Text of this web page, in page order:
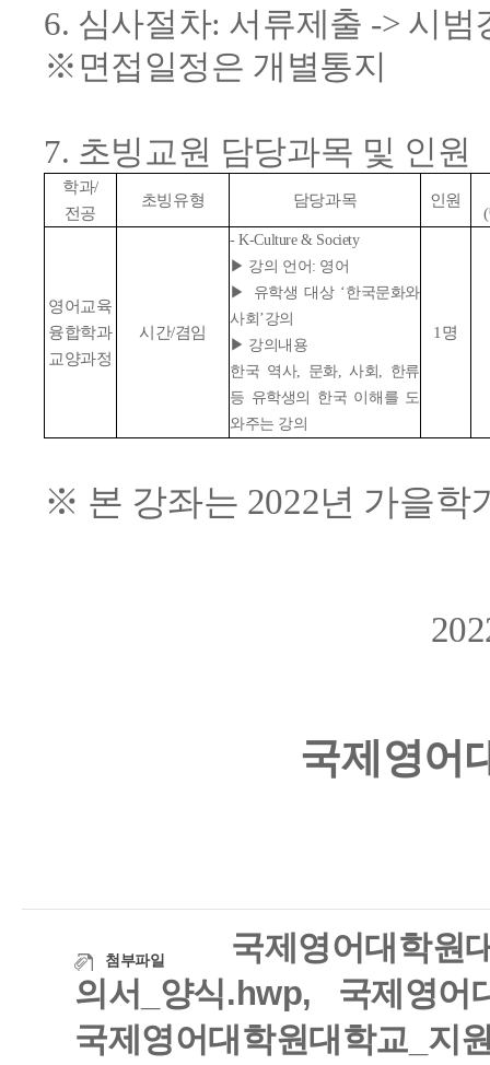
6. 심사절차: 서류제출 -> 시
※면접일정은 개별통지
7. 초빙교원 담당과목 및 인원
학과/
전공
초빙유형 담당과목 인원
영어교육
융합학과
교양과정
시간/겸임
- K-Culture & Society
▶ 강의 언어: 영어
▶ 유학생 대상 ‘한국문화와
사회’강의
▶ 강의내용
한국 역사, 문화, 사회, 한류
등 유학생의 한국 이해를 도
와주는 강의
1명
※ 본 강좌는 2022년 가을학
국제영어
첨부파일
국제영어대학원
의서_양식.hwp,
국제영어
국제영어대학원대학교_지